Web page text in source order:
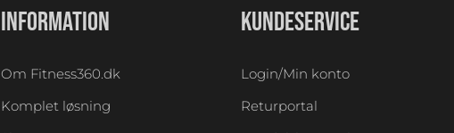
INFORMATION
Om Fitness360.dk
Komplet løsning
KUNDESERVICE
Login/Min konto
Returportal